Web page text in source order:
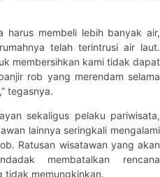
harus membeli lebih banyak air,
telah terintrusi air laut.
membersihkan kami tidak dapat
rob yang merendam selama
tegasnya.
sekaligus pelaku pariwisata,
lainnya seringkali mengalami
Ratusan wisatawan yang akan
membatalkan rencana
tidak memungkinkan.